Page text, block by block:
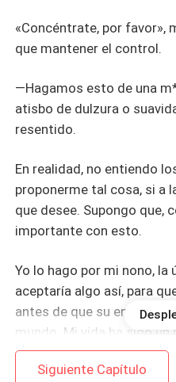
«Concéntrate, por favor»,
que mantener el control.
—Hagamos esto de una
atisbo de dulzura o
resentido.
En realidad, no entiendo
proponerme tal cosa, si a
que desee. Supongo que,
importante con esto.
Yo lo hago por mi nono, la
aceptaría algo así, para
antes de que su
mundo. Mi vida ha sido
quería para mí, pero mi
sus deseos y nunca puso
Siguiente Capítulo